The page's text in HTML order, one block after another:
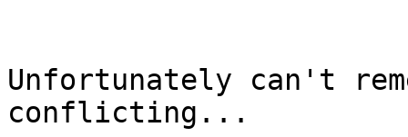
Unfortunately can't
conflicting...